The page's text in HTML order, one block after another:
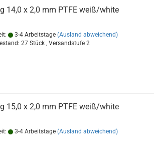
14,0 x 2,0 mm PTFE weiß/white
3-4 Arbeitstage (Ausland abweichend)
27 Stück , Versandstufe 2
15,0 x 2,0 mm PTFE weiß/white
3-4 Arbeitstage (Ausland abweichend)